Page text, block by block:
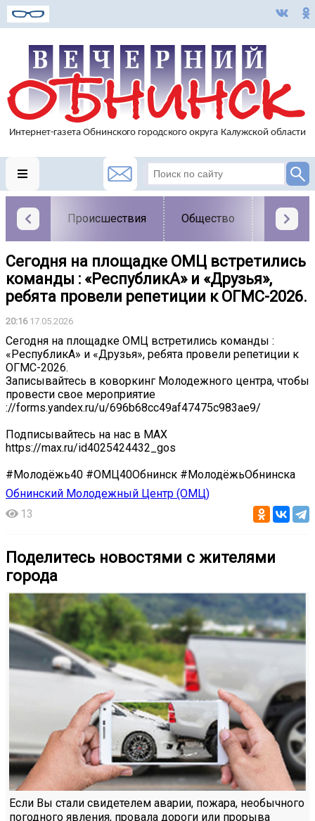
Происшествия Общество Власть
Сегодня на площадке ОМЦ встретились
команды : «РеспубликА» и «Друзья»,
ребята провели репетиции к ОГМС-2026.
20:1617.05.2026
Сегодня на площадке ОМЦ встретились команды :
«РеспубликА» и «Друзья», ребята провели репетиции к
ОГМС-2026.
Записывайтесь в коворкинг Молодежного центра, чтобы
провести свое мероприятие
://forms.yandex.ru/u/696b68cc49af47475c983ae9/
Подписывайтесь на нас в MAX
https://max.ru/id4025424432_gos
#Молодёжь40 #ОМЦ40Обнинск #МолодёжьОбнинска
Обнинский Молодежный Центр (ОМЦ)
13
Поделитесь новостями с жителями
города
Если Вы стали свидетелем аварии, пожара, необычного
погодного явления, провала дороги или прорыва